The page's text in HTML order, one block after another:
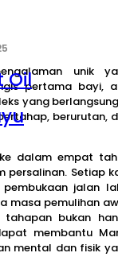
Oil
unik
pertama bayi,
yang
berurutan,
dalam empat
persalinan. Setiap
jalan
masa pemulihan
bukan
membantu
mental dan fisik